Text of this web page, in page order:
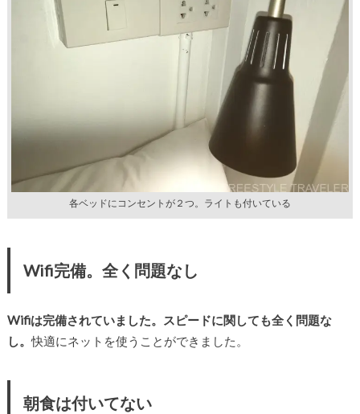
各ベッドにコンセントが２つ。ライトも付いている
Wifi完備。全く問題なし
Wifiは完備されていました。スピードに関しても全く問題な
し。快適にネットを使うことができました。
朝食は付いてない